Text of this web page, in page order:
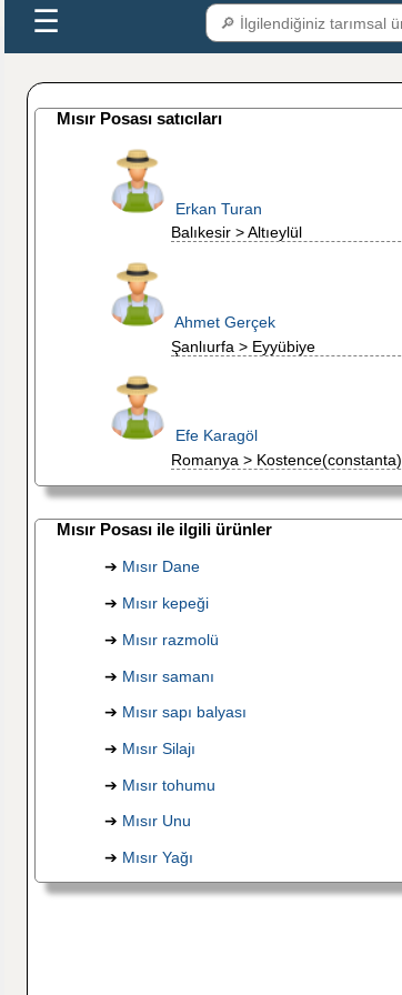
☰
Mısır Posası satıcıları
Erkan Turan
Balıkesir > Altıeylül
Ahmet Gerçek
Şanlıurfa > Eyyübiye
Efe Karagöl
Romanya > Kostence(constanta)
Mısır Posası ile ilgili ürünler
➔ Mısır Dane
➔ Mısır kepeği
➔ Mısır razmolü
➔ Mısır samanı
➔ Mısır sapı balyası
➔ Mısır Silajı
➔ Mısır tohumu
➔ Mısır Unu
➔ Mısır Yağı